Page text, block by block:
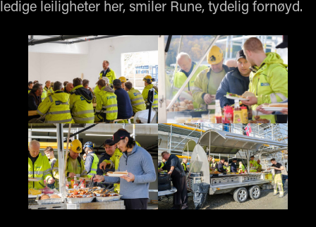
ledige leiligheter her, smiler Rune, tydelig fornøyd.